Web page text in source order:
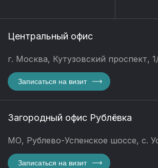
Центральный офис
г. Москва, Кутузовский проспект,
Записаться на визит
Загородный офис Рублёвка
МО, Рублево-Успенское шоссе, с.
Записаться на визит